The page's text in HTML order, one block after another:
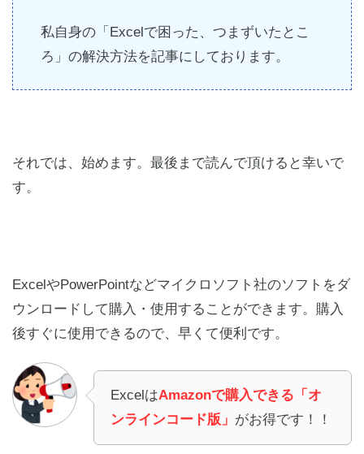
私自身の「Excelで困った、つまずいたとこ
ろ」の解決方法を記事にしております。
それでは、始めます。最後まで読んで頂けると幸いで
す。
ExcelやPowerPointなどマイクロソフト社のソフトをダ
ウンロードして購入・使用することができます。購入
後すぐに使用できるので、早くて便利です。
ExcelはAmazonで購入できる「オ
ンラインコード版」 がお得です！！